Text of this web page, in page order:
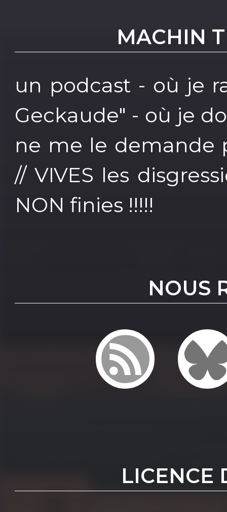
MACHIN
un podcast - où je
Geckaude" - où je
ne me le demande
// VIVES les
NON finies !!!!!
NOUS
LICENCE